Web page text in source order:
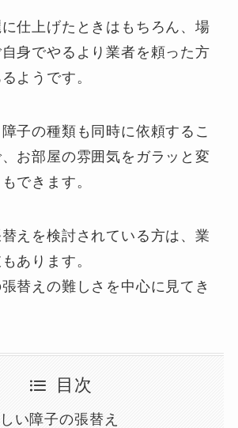
仕上げたときはもちろん、場
身でやるより業者を頼った方
ようです。
子の種類も同時に依頼するこ
お部屋の雰囲気をガラッと変
できます。
えを検討されている方は、業
あります。
替えの難しさを中心に見てき
目次
い障子の張替え